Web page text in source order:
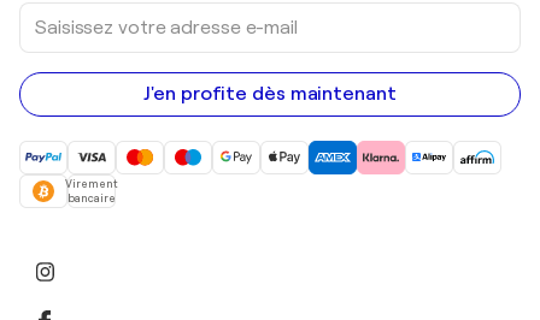
Saisissez
votre
adresse
e-
mail
J'en profite dès maintenant
Virement
bancaire